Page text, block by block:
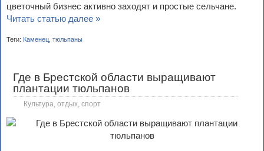
цветочный бизнес активно заходят и простые сельчане.
Читать статью далее »
Теги: Каменец тюльпаны
Где в Брестской области выращивают
плантации тюльпанов
Культура, отдых, спорт